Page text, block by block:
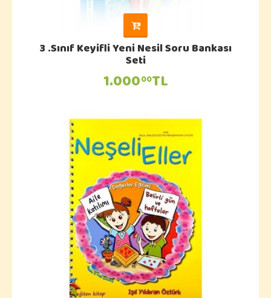
3 .Sınıf Keyifli Yeni Nesil Soru Bankası
Seti
1.00000TL